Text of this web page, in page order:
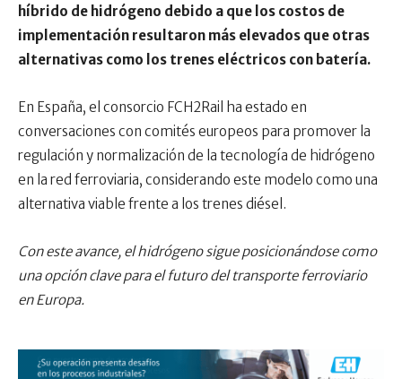
híbrido de hidrógeno debido a que los costos de
implementación resultaron más elevados que otras
alternativas como los trenes eléctricos con batería.
En España, el consorcio FCH2Rail ha estado en
conversaciones con comités europeos para promover la
regulación y normalización de la tecnología de hidrógeno
en la red ferroviaria, considerando este modelo como una
alternativa viable frente a los trenes diésel.
Con este avance, el hidrógeno sigue posicionándose como
una opción clave para el futuro del transporte ferroviario
en Europa.